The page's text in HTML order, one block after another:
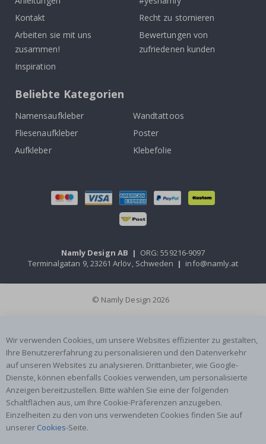
Kontakt
Arbeiten sie mit uns
zusammen!
Inspiration
Recht zu stornieren
Bewertungen von
zufriedenen kunden
Beliebte Kategorien
Namensaufkleber
Wandtattoos
Fliesenaufkleber
Poster
Aufkleber
Klebefolie
Namly Design AB | ORG: 559216-9097
Terminalgatan 9, 23261 Arlöv, Schweden | info@namly.at
© Namly Design 2026
Wir verwenden Cookies, um unsere Websites effizienter zu gestalten,
Ihre Benutzererfahrung zu personalisieren und den Datenverkehr
auf unseren Websites zu analysieren. Drittanbieter, wie Google-
Dienste, können ebenfalls Cookies verwenden, um personalisierte
Anzeigen bereitzustellen. Bitte wählen Sie eine der folgenden
Schaltflächen aus, um Ihre Cookie-Präferenzen anzugeben.
Einzelheiten zu den von uns verwendeten Cookies finden Sie auf
unserer Cookies-Seite.